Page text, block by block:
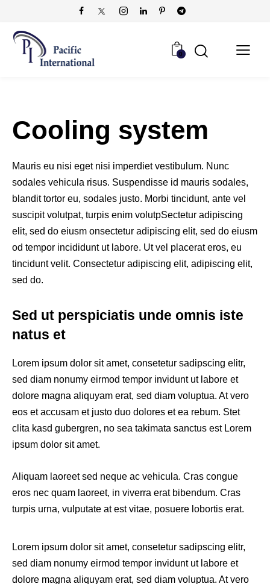
0
Cooling system
Mauris eu nisi eget nisi imperdiet vestibulum. Nunc
sodales vehicula risus. Suspendisse id mauris sodales,
blandit tortor eu, sodales justo. Morbi tincidunt, ante vel
suscipit volutpat, turpis enim volutpSectetur adipiscing
elit, sed do eiusm onsectetur adipiscing elit, sed do eiusm
od tempor incididunt ut labore. Ut vel placerat eros, eu
tincidunt velit. Consectetur adipiscing elit, adipiscing elit,
sed do.
Sed ut perspiciatis unde omnis iste
natus et
Lorem ipsum dolor sit amet, consetetur sadipscing elitr,
sed diam nonumy eirmod tempor invidunt ut labore et
dolore magna aliquyam erat, sed diam voluptua. At vero
eos et accusam et justo duo dolores et ea rebum. Stet
clita kasd gubergren, no sea takimata sanctus est Lorem
ipsum dolor sit amet.
Aliquam laoreet sed neque ac vehicula. Cras congue
eros nec quam laoreet, in viverra erat bibendum. Cras
turpis urna, vulputate at est vitae, posuere lobortis erat.
Lorem ipsum dolor sit amet, consetetur sadipscing elitr,
sed diam nonumy eirmod tempor invidunt ut labore et
dolore magna aliquyam erat, sed diam voluptua. At vero